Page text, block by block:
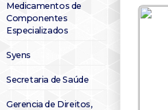
Medicamentos de
Componentes
Especializados
Syens
Secretaria de Saúde
Gerencia de Direitos,